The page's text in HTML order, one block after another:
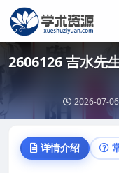
2606126 吉水先
2026-07-06
详情介绍